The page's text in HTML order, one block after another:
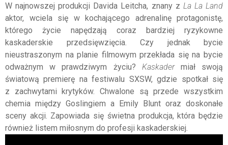
W najnowszej produkcji Davida Leitcha, znany z La La Land
aktor, wciela się w kochającego adrenalinę protagonistę,
którego życie napędzają coraz bardziej ryzykowne
kaskaderskie przedsięwzięcia. Czy jednak bycie
nieustraszonym na planie filmowym przekłada się na bycie
odważnym w prawdziwym życiu? Kaskader miał swoją
światową premierę na festiwalu SXSW, gdzie spotkał się
z zachwytami krytyków. Chwalone są przede wszystkim
chemia między Goslingiem a Emily Blunt oraz doskonałe
sceny akcji. Zapowiada się świetna produkcja, która będzie
również listem miłosnym do profesji kaskaderskiej.